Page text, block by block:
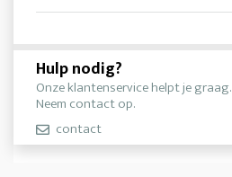
Hulp nodig?
Onze klantenservice helpt je graag.
Neem contact op.
contact